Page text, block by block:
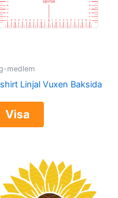
medlem
Linjal Vuxen Baksida
Visa